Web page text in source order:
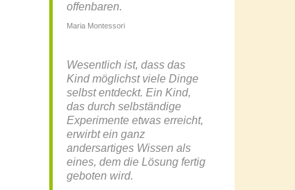
offenbaren.
Maria Montessori
Wesentlich ist, dass das
Kind möglichst viele Dinge
selbst entdeckt. Ein Kind,
das durch selbständige
Experimente etwas erreicht,
erwirbt ein ganz
andersartiges Wissen als
eines, dem die Lösung fertig
geboten wird.